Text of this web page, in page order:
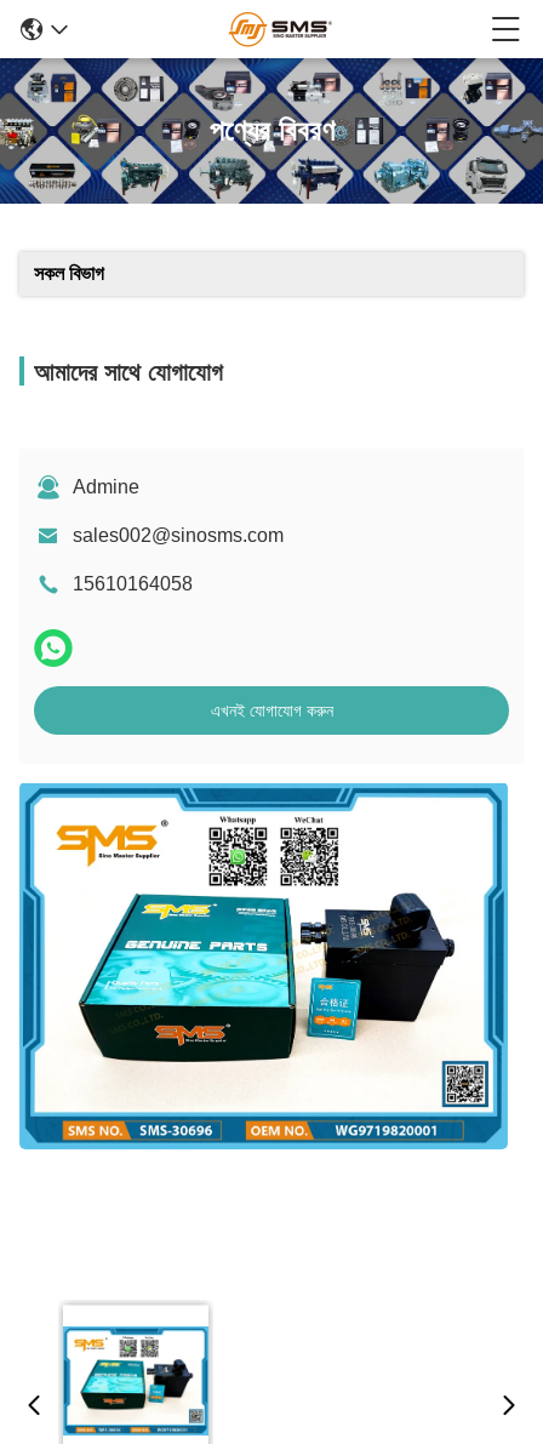
পণ্যের বিবরণ
সকল বিভাগ
আমাদের সাথে যোগাযোগ
Admine
sales002@sinosms.com
15610164058
এখনই যোগাযোগ করুন